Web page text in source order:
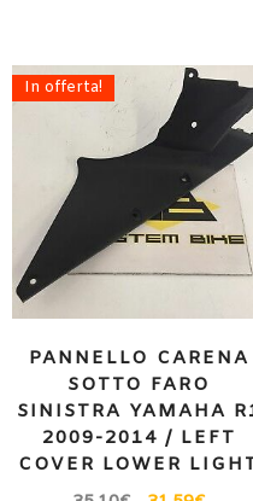
In offerta!
PANNELLO CARENA
SOTTO FARO
SINISTRA YAMAHA
2009-2014 / LEFT
COVER LOWER